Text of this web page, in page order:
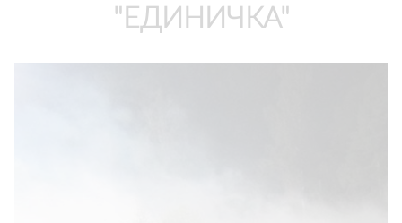
"ЕДИНИЧКА"